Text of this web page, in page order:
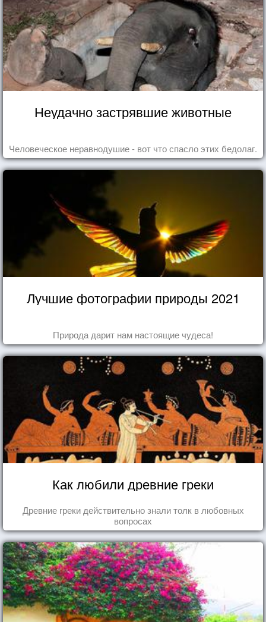
Неудачно застрявшие животные
Человеческое неравнодушие - вот что спасло этих бедолаг.
Лучшие фотографии природы 2021
Природа дарит нам настоящие чудеса!
Как любили древние греки
Древние греки действительно знали толк в любовных
вопросах